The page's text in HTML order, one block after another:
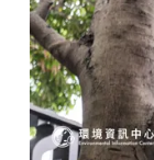
（WBGT）是
度、相對濕度
溫度相比，能
下，高濕、陽
感覺會